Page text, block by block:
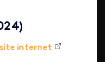
internet